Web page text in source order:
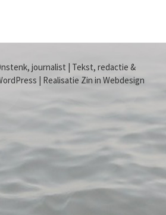
journalist | Tekst, redactie &
| Realisatie Zin in Webdesign